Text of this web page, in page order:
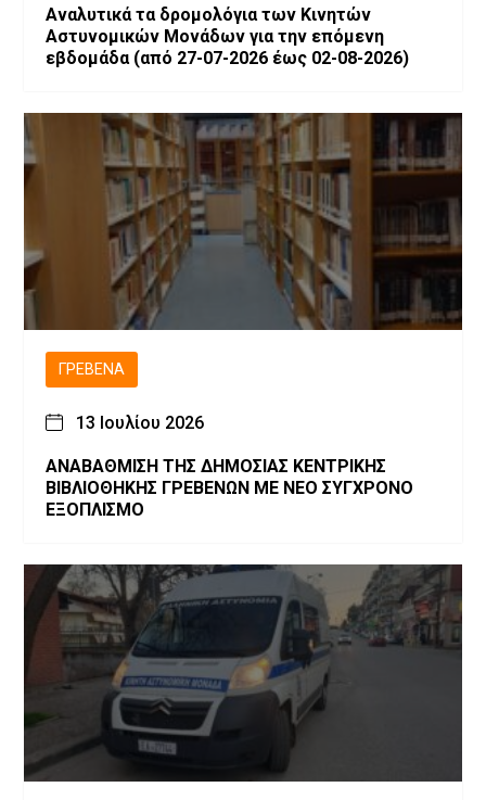
Αναλυτικά τα δρομολόγια των Κινητών
Αστυνομικών Μονάδων για την επόμενη
εβδομάδα (από 27-07-2026 έως 02-08-2026)
ΓΡΕΒΕΝΆ
13 Ιουλίου 2026
ΑΝΑΒΑΘΜΙΣΗ ΤΗΣ ΔΗΜΟΣΙΑΣ ΚΕΝΤΡΙΚΗΣ
ΒΙΒΛΙΟΘΗΚΗΣ ΓΡΕΒΕΝΩΝ ΜΕ ΝΕΟ ΣΥΓΧΡΟΝΟ
ΕΞΟΠΛΙΣΜΟ